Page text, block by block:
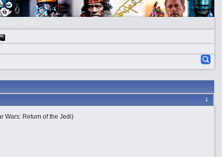
1
Wars: Return of the Jedi)